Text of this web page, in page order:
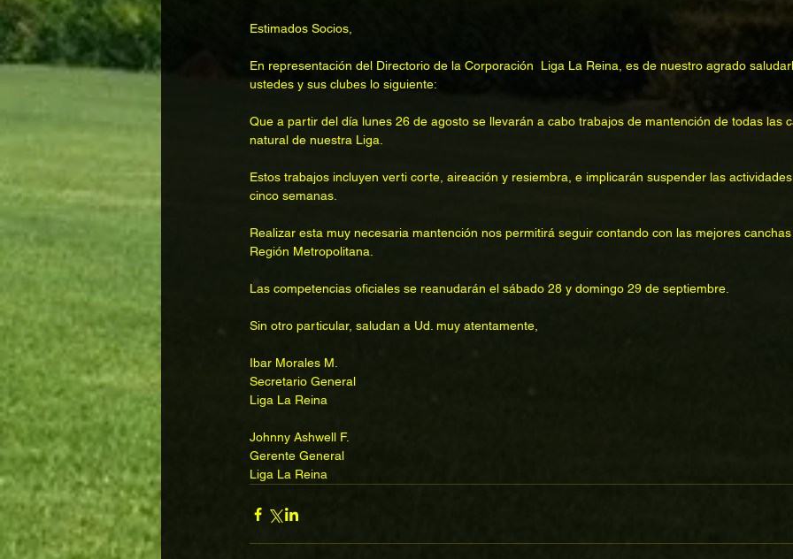
Estimados Socios,
En representación del Directorio de la Corporación  Liga La Reina, es de nuestro agrado
ustedes y sus clubes lo siguiente:
Que a partir del día lunes 26 de agosto se llevarán a cabo trabajos de mantención de todas las
natural de nuestra Liga.
Estos trabajos incluyen verti corte, aireación y resiembra, e implicarán suspender las
cinco semanas.
Realizar esta muy necesaria mantención nos permitirá seguir contando con las mejores
Región Metropolitana.
Las competencias oficiales se reanudarán el sábado 28 y domingo 29 de septiembre.
Sin otro particular, saludan a Ud. muy atentamente,
Ibar Morales M.
Secretario General
Liga La Reina
Johnny Ashwell F.
Gerente General
Liga La Reina